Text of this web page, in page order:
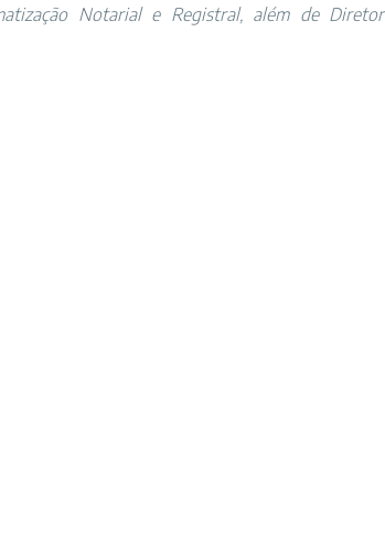
Notarial e Registral, além de Diretor